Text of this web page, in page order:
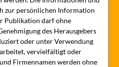
zur persönlichen Information
Publikation darf ohne
des Herausgebers
oder unter Verwendung
vervielfältigt oder
Firmennamen werden ohne